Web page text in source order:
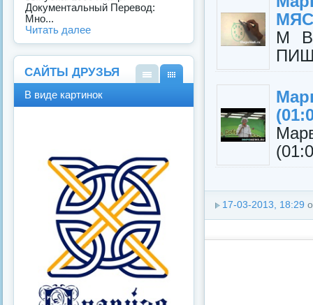
М В
17-03-2013, 18:29
Документальный Перевод:
Мно...
Читать далее
САЙТЫ ДРУЗЬЯ
В виде картинок